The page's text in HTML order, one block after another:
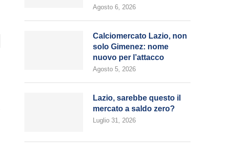
Agosto 6, 2026
Calciomercato Lazio, non
solo Gimenez: nome
nuovo per l’attacco
Agosto 5, 2026
Lazio, sarebbe questo il
mercato a saldo zero?
Luglio 31, 2026